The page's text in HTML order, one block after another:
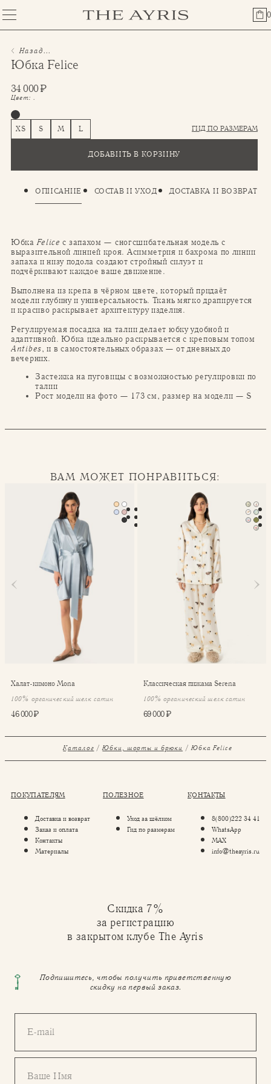
0
Назад...
Юбка Felice
34 000₽
Цвет:.
S
XS M L ГИД ПО РАЗМЕРАМ
ДОБАВИТЬ В КОРЗИНУ
ОПИСАНИЕ СОСТАВ И УХОД ДОСТАВКА И ВОЗВРАТ
ЮбкаFeliceс запахом — сногсшибательная модель с
выразительной линией кроя. Асимметрия и бахрома по линии
запаха и низу подола создают стройный силуэт и
подчёркивают каждое ваше движение.
Выполнена из крепа в чёрном цвете, который придаёт
модели глубину и универсальность. Ткань мягко драпируется
и красиво раскрывает архитектуру изделия.
Регулируемая посадка на талии делает юбку удобной и
адаптивной. Юбка идеально раскрывается с креповым топом
Antibes, и в самостоятельных образах — от дневных до
вечерних.
Застежка на пуговицы с возможностью регулировки по
талии
Рост модели на фото — 173 см, размер на модели — S
ВАМ МОЖЕТ ПОНРАВИТЬСЯ:
Халат-кимоно Mona
Халат-кимоно Mona
100% органический шелк сатин
46 000 ₽
Классическая пижама
Классическая пижама Serena
100% органический шелк сатин
69 000 ₽
Каталог Юбки, шорты и брюки Юбка Felice
ПОКУПАТЕЛЯМ
Доставка и возврат
Заказ и оплата
Контакты
Материалы
ПОЛЕЗНОЕ
Уход за шёлком
Гид по размерам
КОНТАКТЫ
8(800)222 34 41
WhatsApp
MAX
info@theayris.ru
Скидка 7%
за регистрацию
в закрытом клубе The Ayris
Подпишитесь, чтобы получить приветственную
скидку на первый заказ.
E-mail
Ваше Имя